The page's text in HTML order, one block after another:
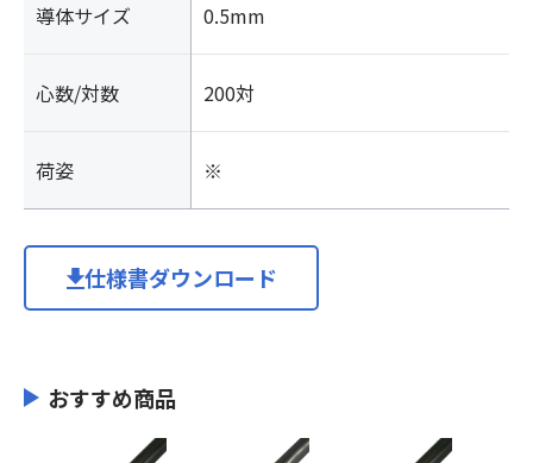
導体サイズ 0.5mm
心数/対数 200対
荷姿 ※
仕様書ダウンロード
おすすめ商品